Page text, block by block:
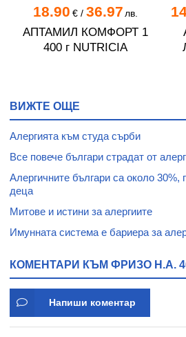
18.90 €/ 36.97 лв.
АПТАМИЛ КОМФОРТ 1
400 г NUTRICIA
ВИЖТЕ ОЩЕ
Алергията към студа сърби
Все повече българи страдат от
Алергичните българи са около 30%,
деца
Митове и истини за алергиите
Имунната система е бариера за
КОМЕНТАРИ КЪМ ФРИЗО Н.А.
Напиши коментар